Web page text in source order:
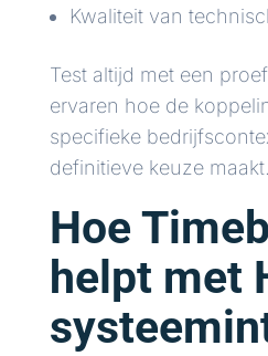
Kwaliteit van
Test altijd met een
ervaren hoe de
specifieke
definitieve keuze maakt.
Hoe
helpt met